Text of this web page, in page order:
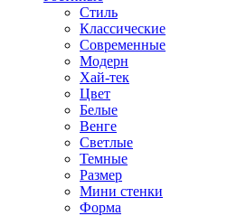
Стиль
Классические
Современные
Модерн
Хай-тек
Цвет
Белые
Венге
Светлые
Темные
Размер
Мини стенки
Форма